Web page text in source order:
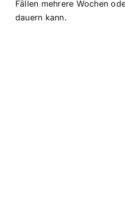
Fällen mehrere Wochen
dauern kann.